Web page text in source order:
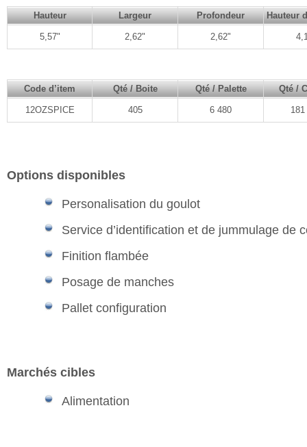
Hauteur Largeur Profondeur Hauteur
5,57" 2,62" 2,62"
Code d’item Qté / Boite Qté / Palette Qté /
12OZSPICE 405 6 480
Options disponibles
Personalisation du goulot
Service d’identification et de jummulage de
Finition flambée
Posage de manches
Pallet configuration
Marchés cibles
Alimentation